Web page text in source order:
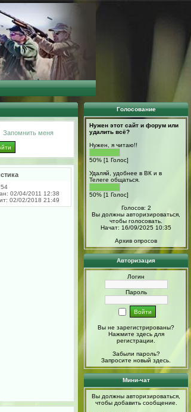
Запомнить меня
02/04/2011 12:38
02/02/2018 21:49
Голосование
Нужен этот сайт и форум или
удалить всё?
Нужен, я читаю!!
50% [1 Голос]
Удаляй, удобнее в ВК и в
Телеге общаться.
50% [1 Голос]
Голосов: 2
Вы должны авторизироваться,
чтобы голосовать.
Начат: 16/09/2025 10:35
Архив опросов
Авторизация
Логин
Пароль
Вы не зарегистрированы?
Нажмите здесьдля
регистрации.
Забыли пароль?
Запросите новый здесь.
Мини-чат
Вы должны авторизироваться,
чтобы добавить сообщение.